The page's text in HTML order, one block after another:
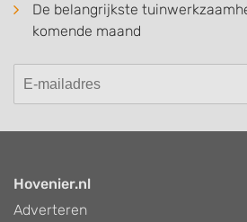
De belangrijkste
komende maand
Hovenier.nl
Adverteren